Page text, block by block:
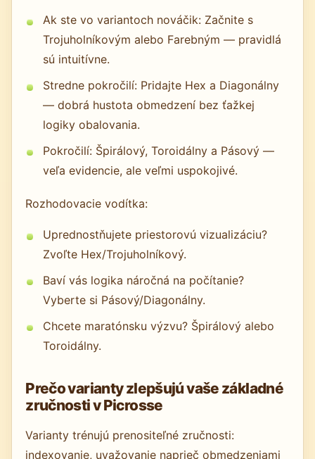
Ak ste vo variantoch nováčik: Začnite s
Trojuholníkovým alebo Farebným — pravidlá
sú intuitívne.
Stredne pokročilí: Pridajte Hex a Diagonálny
— dobrá hustota obmedzení bez ťažkej
logiky obalovania.
Pokročilí: Špirálový, Toroidálny a Pásový —
veľa evidencie, ale veľmi uspokojivé.
Rozhodovacie vodítka:
Uprednostňujete priestorovú vizualizáciu?
Zvoľte Hex/Trojuholníkový.
Baví vás logika náročná na počítanie?
Vyberte si Pásový/Diagonálny.
Chcete maratónsku výzvu? Špirálový alebo
Toroidálny.
Prečo varianty zlepšujú vaše základné
zručnosti v Picrosse
Varianty trénujú prenositeľné zručnosti:
indexovanie, uvažovanie naprieč obmedzeniami